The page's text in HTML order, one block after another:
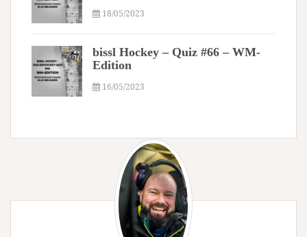
18/05/2023
bissl Hockey – Quiz #66 – WM-
Edition
16/05/2023